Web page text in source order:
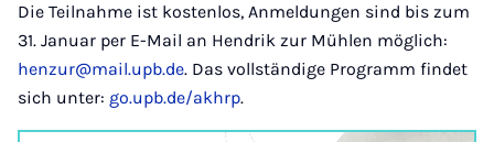
Die Teilnahme ist kostenlos, Anmeldungen sind bis zum
31. Januar per E-Mail an Hendrik zur Mühlen möglich:
henzur@mail.upb.de. Das vollständige Programm findet
sich unter: go.upb.de/akhrp.